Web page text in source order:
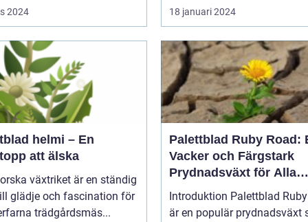
2024 18 januari 2024
helmi – En
att älska
växtriket är en ständig
glädje och fascination för
trädgårdsmäs...
Palettblad Ruby Road:
Vacker och Färgstark
Prydnadsväxt för Alla
Trädgårdar
Introduktion Palettblad Ruby Road
är en populär prydnadsväxt